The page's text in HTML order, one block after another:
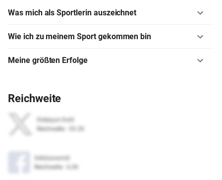
Was mich als Sportlerin auszeichnet
Wie ich zu meinem Sport gekommen bin
Meine größten Erfolge
Reichweite
f34bbym1h45
Reichweite
546tzonxm0r
Reichweite
6.3K